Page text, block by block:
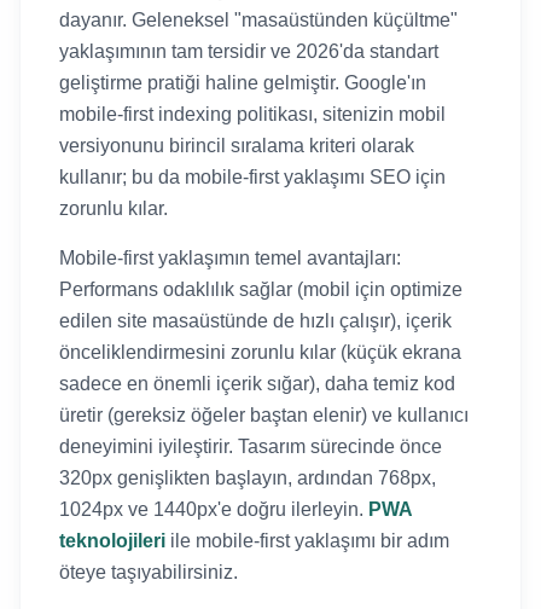
dayanır. Geleneksel "masaüstünden küçültme"
yaklaşımının tam tersidir ve 2026'da standart
geliştirme pratiği haline gelmiştir. Google'ın
mobile-first indexing politikası, sitenizin mobil
versiyonunu birincil sıralama kriteri olarak
kullanır; bu da mobile-first yaklaşımı SEO için
zorunlu kılar.
Mobile-first yaklaşımın temel avantajları:
Performans odaklılık sağlar (mobil için optimize
edilen site masaüstünde de hızlı çalışır), içerik
önceliklendirmesini zorunlu kılar (küçük ekrana
sadece en önemli içerik sığar), daha temiz kod
üretir (gereksiz öğeler baştan elenir) ve kullanıcı
deneyimini iyileştirir. Tasarım sürecinde önce
320px genişlikten başlayın, ardından 768px,
1024px ve 1440px'e doğru ilerleyin. PWA
teknolojileri ile mobile-first yaklaşımı bir adım
öteye taşıyabilirsiniz.